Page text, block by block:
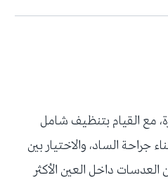
مع القيام بتنظيف شامل
جراحة الساد، والاختيار بين
العدسات داخل العين الأكثر